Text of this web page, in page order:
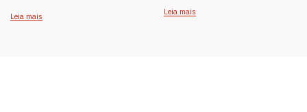
Leia mais Leia mais